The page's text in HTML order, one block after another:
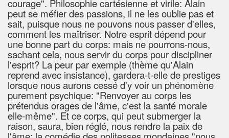
courage". Philosophie cartésienne et virile: Alain
peut se méfier des passions, il ne les oublie pas et
sait, puisque nous ne pouvons nous passer d'elles,
comment les maîtriser. Notre esprit dépend pour
une bonne part du corps: mais ne pourrons-nous,
sachant cela, nous servir du corps pour discipliner
l'esprit? La peur par exemple (thème qu'Alain
reprend avec insistance), gardera-t-elle de prestiges
lorsque nous aurons cessé d'y voir un phénomène
purement psychique: "Renvoyer au corps les
prétendus orages de l'âme, c'est la santé morale
elle-même". Et ce corps, qui peut submerger la
raison, saura, bien réglé, nous rendre la paix de